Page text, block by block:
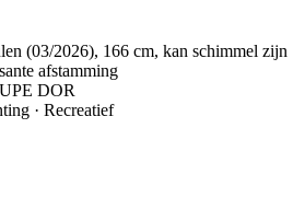
(03/2026), 166 cm, kan schimmel zijn
afstamming
DOR
· Recreatief